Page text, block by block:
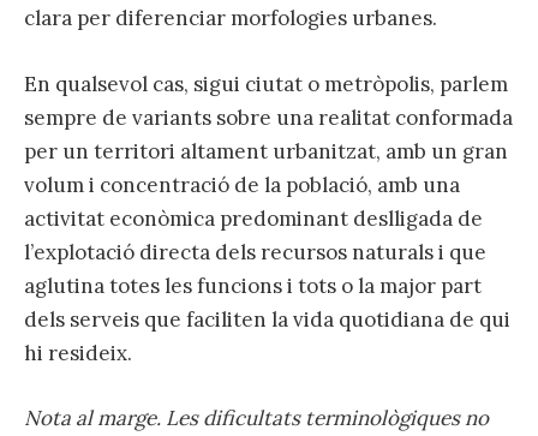
clara per diferenciar morfologies urbanes.
En qualsevol cas, sigui ciutat o metròpolis, parlem
sempre de variants sobre una realitat conformada
per un territori altament urbanitzat, amb un gran
volum i concentració de la població, amb una
activitat econòmica predominant deslligada de
l’explotació directa dels recursos naturals i que
aglutina totes les funcions i tots o la major part
dels serveis que faciliten la vida quotidiana de qui
hi resideix.
Nota al marge. Les dificultats terminològiques no